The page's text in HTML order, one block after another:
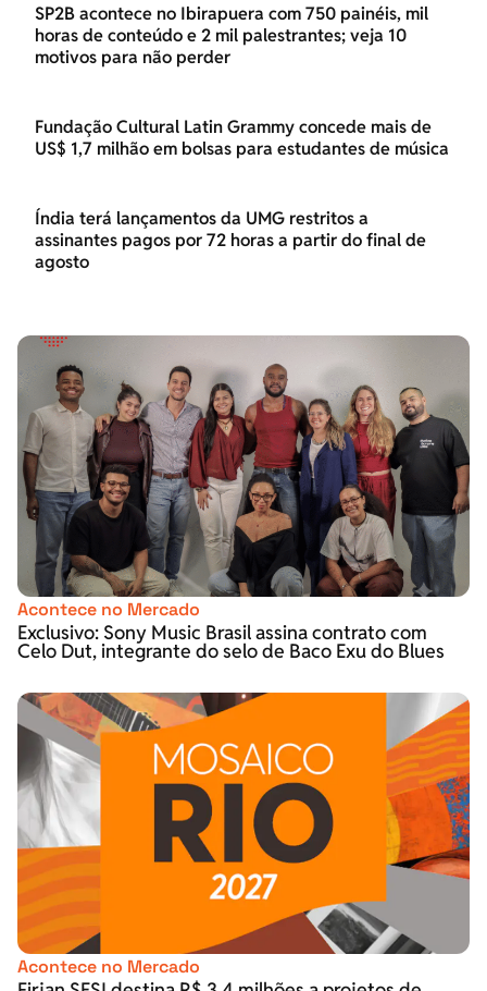
SP2B acontece no Ibirapuera com 750 painéis, mil
horas de conteúdo e 2 mil palestrantes; veja 10
motivos para não perder
Fundação Cultural Latin Grammy concede mais de
US$ 1,7 milhão em bolsas para estudantes de música
Índia terá lançamentos da UMG restritos a
assinantes pagos por 72 horas a partir do final de
agosto
Acontece no Mercado
Exclusivo: Sony Music Brasil assina contrato com
Celo Dut, integrante do selo de Baco Exu do Blues
Acontece no Mercado